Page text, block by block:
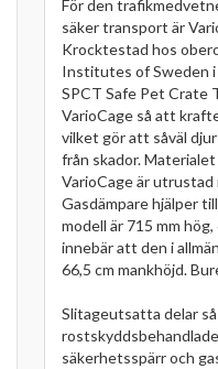
För den
säker transport är
Krocktestad hos
Institutes of Sweden
SPCT Safe Pet Crate
VarioCage så att
vilket gör att såväl
från skador.
VarioCage är utrustad
Gasdämpare hjälper
modell är 715 mm
innebär att den i
66,5 cm mankhöjd.
Slitageutsatta delar
säkerhetsspärr och